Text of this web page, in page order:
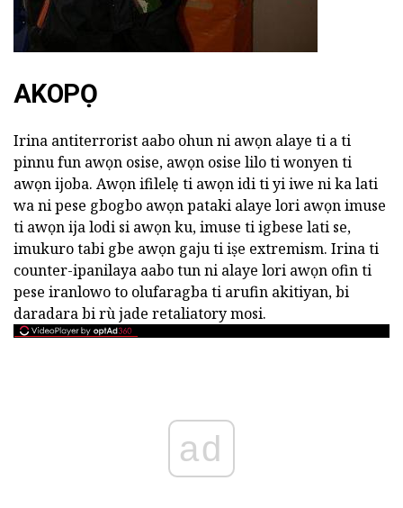
AKOPỌ
Irina antiterrorist aabo ohun ni awọn alaye ti a ti
pinnu fun awọn osise, awọn osise lilo ti wonyen ti
awọn ijoba. Awọn ifilelẹ ti awọn idi ti yi iwe ni ka lati
wa ni pese gbogbo awọn pataki alaye lori awọn imuse
ti awọn ija lodi si awọn ku, imuse ti igbese lati se,
imukuro tabi gbe awọn gaju ti iṣe extremism. Irina ti
counter-ipanilaya aabo tun ni alaye lori awọn ofin ti
pese iranlowo to olufaragba ti arufin akitiyan, bi
daradara bi rù jade retaliatory mosi.
ad